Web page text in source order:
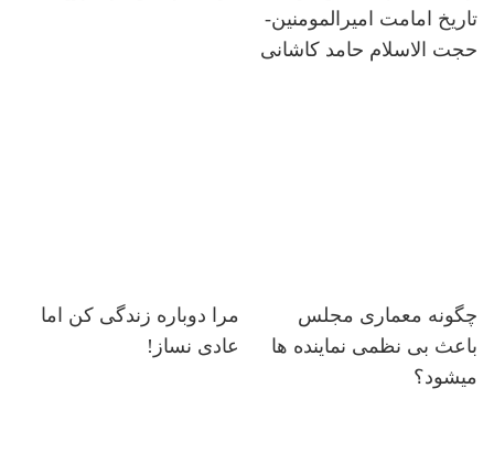
تاریخ امامت امیرالمومنین-
حجت الاسلام حامد کاشانی
چگونه معماری مجلس
باعث بی نظمی نماینده ها
میشود؟
مرا دوباره زندگی کن اما
عادی نساز!